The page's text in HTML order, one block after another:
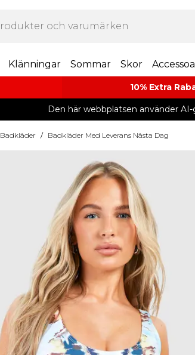
Klänningar Sommar Skor
10% Extra
Den här webbplatsen använder
Badkläder / Badkläder Med Leverans Nästa Dag